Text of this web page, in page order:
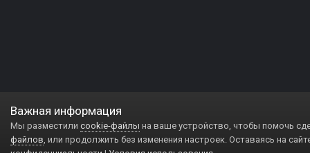
Важная информация
Мы разместили cookie-файлы на ваше устройство, чтобы помочь
файлов, или продолжить без изменения настроек. Оставаясь на